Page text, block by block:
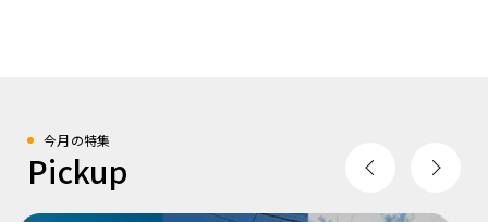
今月の特集
Pickup